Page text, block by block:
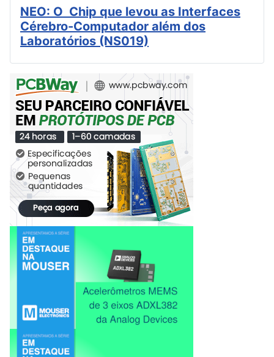
NEO: O Chip que levou as Interfaces
Cérebro-Computador além dos
Laboratórios (NS019)